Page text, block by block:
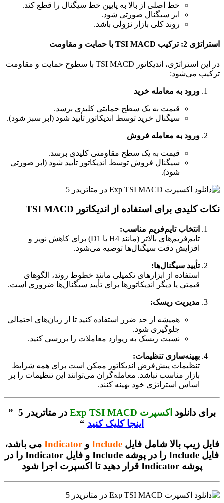
خط اصلی از بالا به پایین خط سیگنال را قطع کند.
ابر سیگنال صورتی شود.
روند کلی بازار نزولی باشد.
استراتژی 2: ترکیب TSI MACD با حمایت و مقاومت
در این استراتژی، اندیکاتور TSI MACD با سطوح حمایت و مقاومت
ترکیب می‌شود:
ورود به معامله خرید
قیمت به یک سطح حمایتی کلیدی برسد.
سیگنال خرید توسط اندیکاتور تأیید شود (ابر سبز شود).
ورود به معامله فروش
قیمت به یک سطح مقاومتی کلیدی برسد.
سیگنال فروش توسط اندیکاتور تأیید شود (ابر صورتی
شود).
نکات کلیدی برای استفاده از اندیکاتور TSI MACD
انتخاب تایم‌فریم مناسب:
تایم‌فریم‌های بالاتر (مانند H4 یا D1) برای کاهش نویز و
افزایش دقت سیگنال‌ها توصیه می‌شود.
تأیید سیگنال‌ها:
استفاده از ابزارهای تکمیلی مانند خطوط روند، الگوهای
قیمتی یا دیگر اندیکاتورها برای تأیید سیگنال‌ها ضروری است.
مدیریت ریسک:
همیشه از حد ضرر استفاده کنید تا از زیان‌های احتمالی
جلوگیری شود.
نسبت ریسک به ریوارد معاملات را بررسی کنید.
بهینه‌سازی تنظیمات:
تنظیمات پیش‌فرض اندیکاتور ممکن است برای همه شرایط
بازار مناسب نباشد. معامله‌گران می‌توانند این تنظیمات را بر
اساس استراتژی خود بهینه کنند.
برای دانلود اکسپرت Exp TSI MACD
در متاتریدر 5 ”
اینجا کلیک کنید “
فایل زیپ بالا شامل فایلInclude وIndicator می باشد،
فایل Include را در پوشه Include و فایل Indicator را در
پوشه Indicator قرار دهید تا اکسپرت اجرا شود